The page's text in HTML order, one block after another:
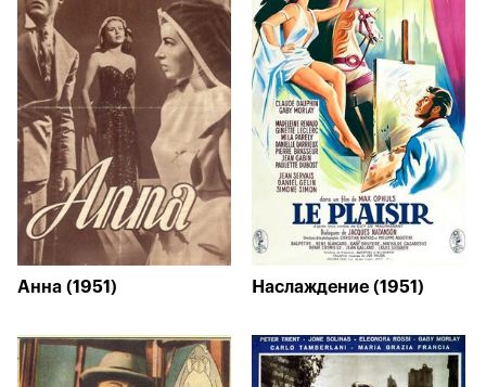
Анна (1951) Наслаждение (1951)